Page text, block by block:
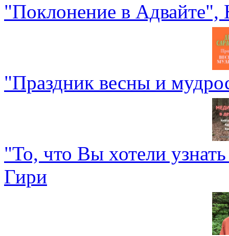
"Поклонение в Адвайте",
"Праздник весны и
"То, что Вы хотели
Гири